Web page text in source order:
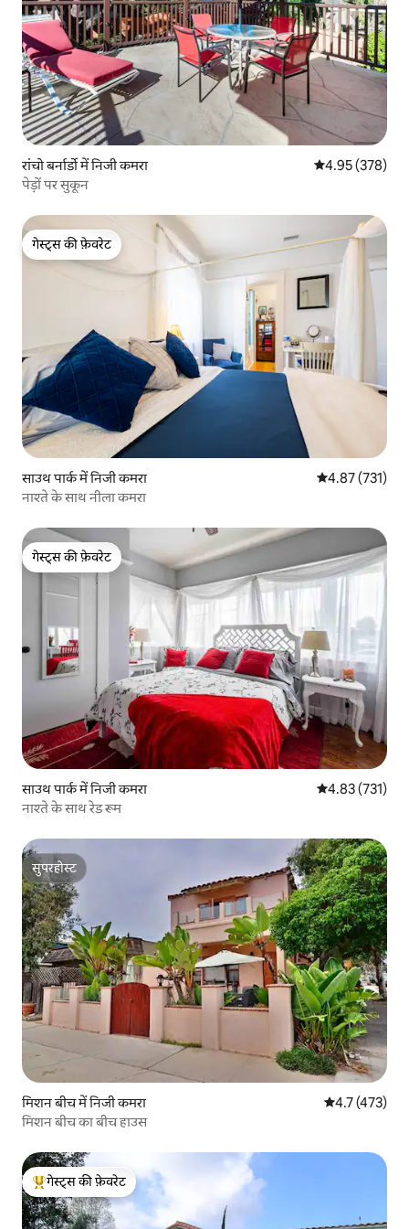
रांचो बर्नार्डो में निजी कमरा औसत रेटिंग 5 में से
4.95 (378)
पेड़ों पर सुकून
गेस्ट्स की फ़ेवरेट
गेस्ट्स की फ़ेवरेट
साउथ पार्क में निजी कमरा औसत रेटिंग 5 में से
4.87 (731)
नाश्ते के साथ नीला कमरा
गेस्ट्स की फ़ेवरेट
गेस्ट्स की फ़ेवरेट
साउथ पार्क में निजी कमरा औसत रेटिंग 5 में से
4.83 (731)
नाश्ते के साथ रेड रूम
सुपरहोस्ट
सुपरहोस्ट
मिशन बीच में निजी कमरा औसत रेटिंग 5 में
4.7 (473)
मिशन बीच का बीच हाउस
गेस्ट्स का टॉप फ़ेवरेट
गेस्ट्स की फ़ेवरेट